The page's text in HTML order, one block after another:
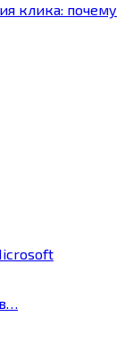
клика: почему